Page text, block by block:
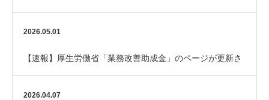
2026.05.01
【速報】厚生労働省「業務改善助成金」のページが更新さ
れました
2026.04.07